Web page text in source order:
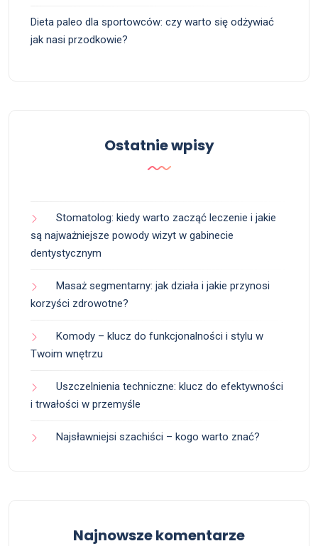
Dieta paleo dla sportowców: czy warto się odżywiać
jak nasi przodkowie?
Ostatnie wpisy
Stomatolog: kiedy warto zacząć leczenie i jakie
są najważniejsze powody wizyt w gabinecie
dentystycznym
Masaż segmentarny: jak działa i jakie przynosi
korzyści zdrowotne?
Komody – klucz do funkcjonalności i stylu w
Twoim wnętrzu
Uszczelnienia techniczne: klucz do efektywności
i trwałości w przemyśle
Najsławniejsi szachiści – kogo warto znać?
Najnowsze komentarze